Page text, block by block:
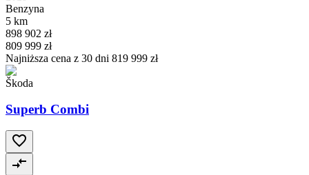
Benzyna
5 km
898 902 zł
809 999 zł
Najniższa cena z 30 dni 819 999 zł
Škoda
Superb Combi